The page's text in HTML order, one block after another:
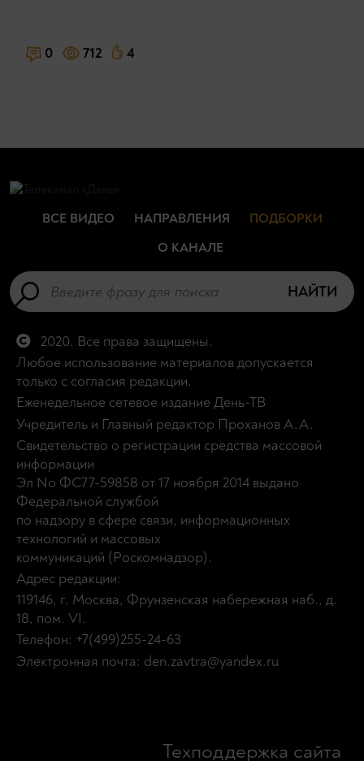
0 712 4
ВСЕ ВИДЕО НАПРАВЛЕНИЯ
ПОДБОРКИ
О КАНАЛЕ
НАЙТИ
2020. Все права защищены.
Любое использование материалов допускается
только с согласия редакции.
Еженедельное сетевое издание День-ТВ
Учредитель и Главный редактор Проханов А.А.
Свидетельство о регистрации средства массовой
информации
Эл No ФС77-59858 от 17 ноября 2014 выдано
Федеральной службой
по надзору в сфере связи, информационных
технологий и массовых
коммуникаций (Роскомнадзор).
Адрес редакции:
119146, г. Москва, Фрунзенская набережная наб., д.
18, пом. VI.
Телефон: +7(499)255-24-63
Электронная почта: den.zavtra@yandex.ru
Техподдержка сайта